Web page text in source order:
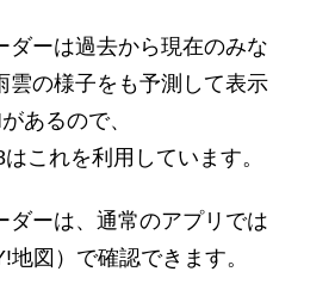
ダーは過去から現在のみな
雲の様子をも予測して表示
あるので、
これを利用しています。
ダーは、通常のアプリでは
地図）で確認できます。